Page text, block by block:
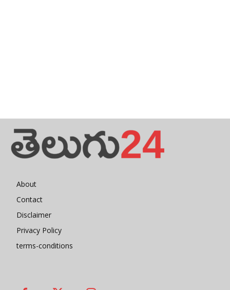
About
Contact
Disclaimer
Privacy Policy
terms-conditions